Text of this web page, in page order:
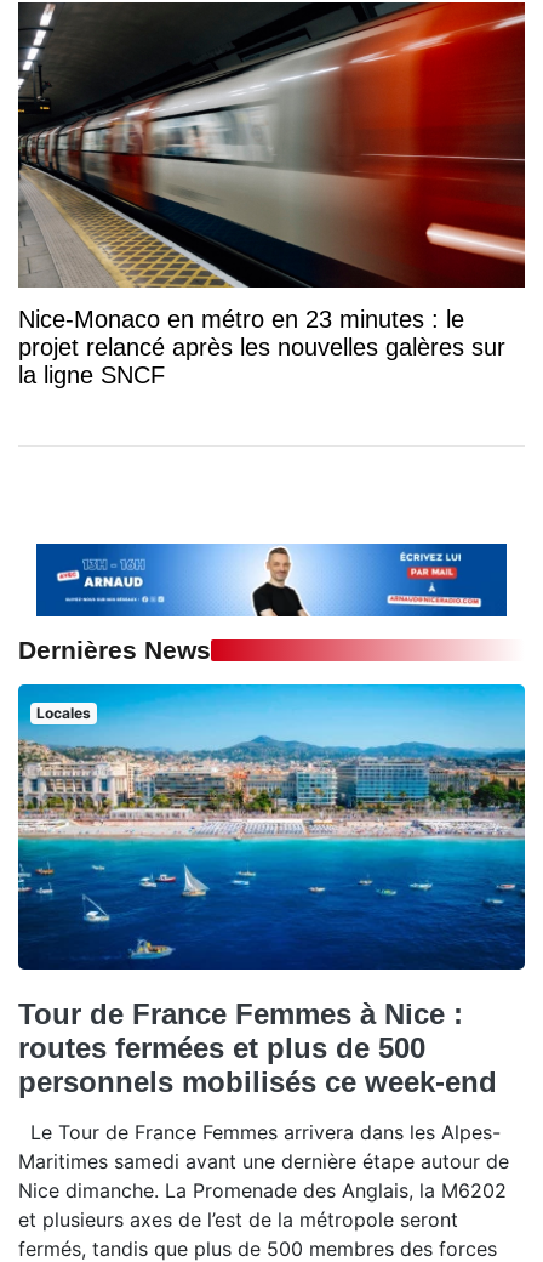
Nice-Monaco en métro en 23 minutes : le
projet relancé après les nouvelles galères sur
la ligne SNCF
Dernières News
Locales
Tour de France Femmes à Nice :
routes fermées et plus de 500
personnels mobilisés ce week-end
Le Tour de France Femmes arrivera dans les Alpes-
Maritimes samedi avant une dernière étape autour de
Nice dimanche. La Promenade des Anglais, la M6202
et plusieurs axes de l’est de la métropole seront
fermés, tandis que plus de 500 membres des forces